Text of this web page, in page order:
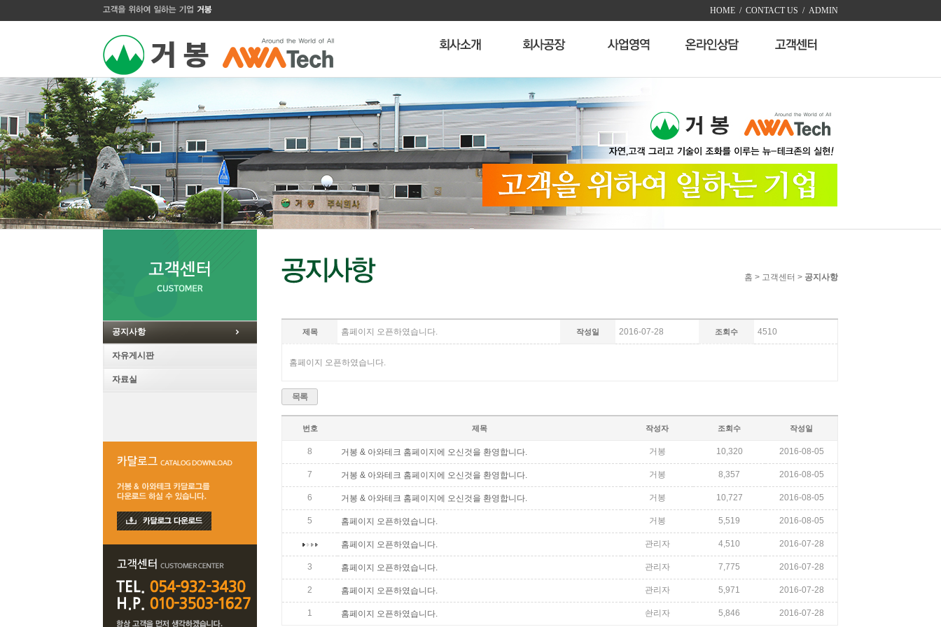
HOME /CONTACT US /ADMIN
공지사항
자유게시판
자료실
홈 > 고객센터 > 공지사항
제목 홈페이지 오픈하였습니다. 작성일 2016-07-28 조회수 4510
홈페이지 오픈하였습니다.
목록
번호 제목 작성자 조회수 작성일
8 거봉 & 아와테크 홈페이지에 오신것을 환영합니다. 거봉 10,320 2016-08-05
7 거봉 & 아와테크 홈페이지에 오신것을 환영합니다. 거봉 8,357 2016-08-05
6 거봉 & 아와테크 홈페이지에 오신것을 환영합니다. 거봉 10,727 2016-08-05
5 홈페이지 오픈하였습니다. 거봉 5,519 2016-08-05
홈페이지 오픈하였습니다. 관리자 4,510 2016-07-28
3 홈페이지 오픈하였습니다. 관리자 7,775 2016-07-28
2 홈페이지 오픈하였습니다. 관리자 5,971 2016-07-28
1 홈페이지 오픈하였습니다. 솬리자 5,846 2016-07-28